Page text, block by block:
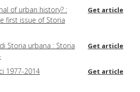
of urban history? :
first issue of Storia
Get article
Storia urbana : Storia
Get article
1977-2014 Get article